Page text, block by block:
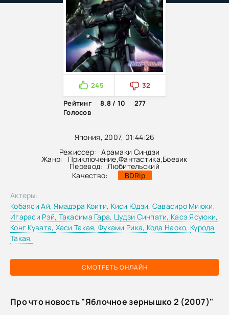
Япония, 2007, 01:44:26
Режиссер: Арамаки Синдзи
Жанр: Приключение,Фантастика,Боевик
Перевод:
Любительский
Качество:
BDRip
245
32
Рейтинг
8.8 / 10
277
Голосов
СМОТРЕТЬ ОНЛАЙН
Актеры:
Кобаяси Ай,Ямадэра Коити, Киси Юдзи, Савасиро Миюки,
Игараси Рэй, Такасима Гара, Цудзи Синпати, Касэ Ясуюки,
Конг Кувата, Хаси Такая,Фуками Рика, Кода Наоко, Курода
Такая,
Про что новость "Яблочное зернышко 2 (2007)"